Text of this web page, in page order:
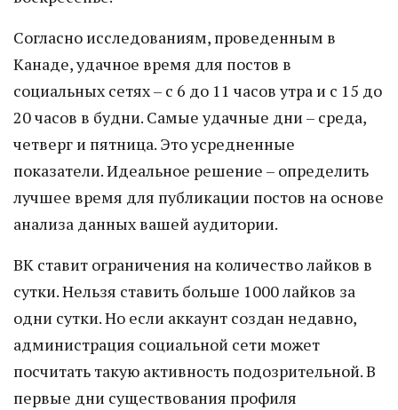
Согласно исследованиям, проведенным в
Канаде, удачное время для постов в
социальных сетях – с 6 до 11 часов утра и с 15 до
20 часов в будни. Самые удачные дни – среда,
четверг и пятница. Это усредненные
показатели. Идеальное решение – определить
лучшее время для публикации постов на основе
анализа данных вашей аудитории.
ВК ставит ограничения на количество лайков в
сутки. Нельзя ставить больше 1000 лайков за
одни сутки. Но если аккаунт создан недавно,
администрация социальной сети может
посчитать такую активность подозрительной. В
первые дни существования профиля